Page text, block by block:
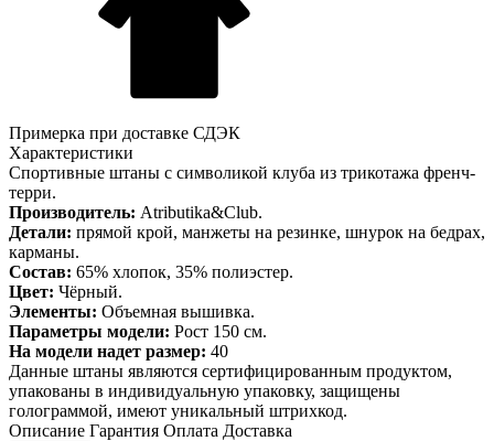
Примерка при доставке СДЭК
Характеристики
Спортивные штаны с символикой клуба из трикотажа френч-
терри.
Производитель: Atributika&Club.
Детали: прямой крой, манжеты на резинке, шнурок на бедрах,
карманы.
Состав: 65% хлопок, 35% полиэстер.
Цвет: Чёрный.
Элементы: Объемная вышивка.
Параметры модели: Рост 150 см.
На модели надет размер: 40
Данные штаны являются сертифицированным продуктом,
упакованы в индивидуальную упаковку, защищены
голограммой, имеют уникальный штрихкод.
Описание Гарантия Оплата Доставка